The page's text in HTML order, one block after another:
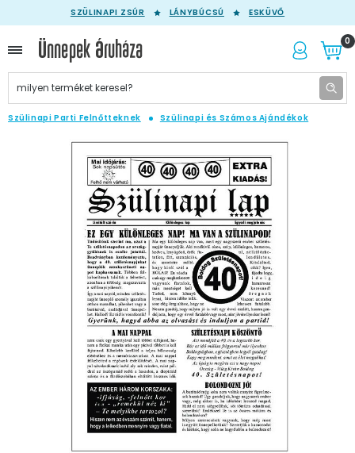
SZÜLINAPI ZSÚR LÁNYBÚCSÚ ESKÜVŐ
0
Szülinapi Parti Felnőtteknek Szülinapi és Számos Ajándékok